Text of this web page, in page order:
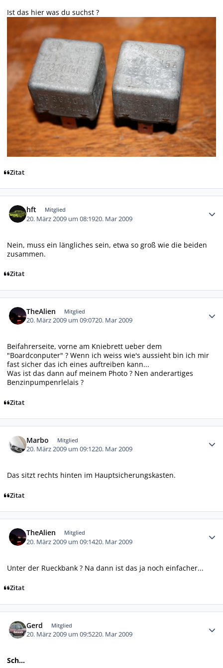
Ist das hier was du suchst ?
Zitat
hft Mitglied
20. März 2009 um 08:1920. Mar 2009
Nein, muss ein längliches sein, etwa so groß wie die beiden
zusammen.
Zitat
TheAlien Mitglied
20. März 2009 um 09:0720. Mar 2009
Beifahrerseite, vorne am Kniebrett ueber dem
"Boardconputer" ? Wenn ich weiss wie's aussieht bin ich mir
fast sicher das ich eines auftreiben kann...
Was ist das dann auf meinem Photo ? Nen anderartiges
Benzinpumpenrlelais ?
Zitat
Marbo Mitglied
20. März 2009 um 09:1220. Mar 2009
Das sitzt rechts hinten im Hauptsicherungskasten.
Zitat
TheAlien Mitglied
20. März 2009 um 09:1420. Mar 2009
Unter der Rueckbank ? Na dann ist das ja noch einfacher...
Zitat
Gerd Mitglied
20. März 2009 um 09:5220. Mar 2009
Sch...